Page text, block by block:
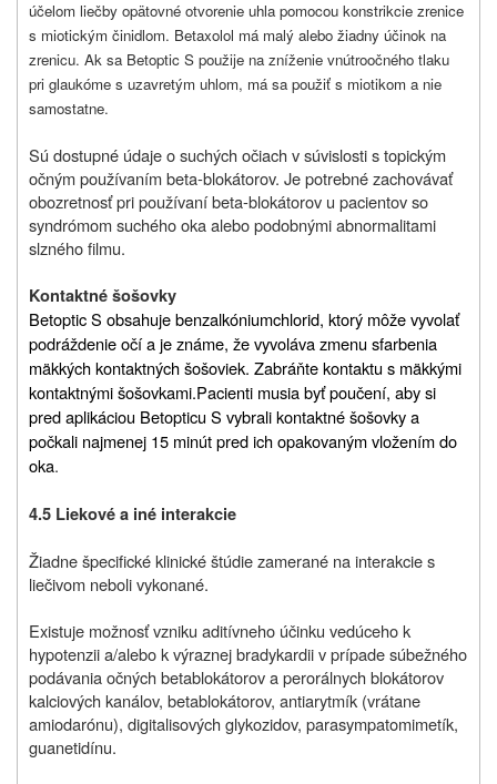
účelom liečby opätovné otvorenie uhla pomocou konstrikcie zrenice
s miotickým činidlom. Betaxolol má malý alebo žiadny účinok na
zrenicu. Ak sa Betoptic S použije na zníženie vnútroočného tlaku
pri glaukóme s uzavretým uhlom, má sa použiť s miotikom a nie
samostatne.
Sú dostupné údaje o suchých očiach v súvislosti s topickým
očným používaním beta-blokátorov. Je potrebné zachovávať
obozretnosť pri používaní beta-blokátorov u pacientov so
syndrómom suchého oka alebo podobnými abnormalitami
slzného filmu.
Kontaktné šošovky
Betoptic S obsahuje benzalkóniumchlorid, ktorý môže vyvolať
podráždenie očí a je známe, že vyvoláva zmenu sfarbenia
mäkkých kontaktných šošoviek. Zabráňte kontaktu s mäkkými
kontaktnými šošovkami.Pacienti musia byť poučení, aby si
pred aplikáciou Betopticu S vybrali kontaktné šošovky a
počkali najmenej 15 minút pred ich opakovaným vložením do
oka.
4.5 Liekové a iné interakcie
Žiadne špecifické klinické štúdie zamerané na interakcie s
liečivom neboli vykonané.
Existuje možnosť vzniku aditívneho účinku vedúceho k
hypotenzii a/alebo k výraznej bradykardii v prípade súbežného
podávania očných betablokátorov a perorálnych blokátorov
kalciových kanálov, betablokátorov, antiarytmík (vrátane
amiodarónu), digitalisových glykozidov, parasympatomimetík,
guanetidínu.